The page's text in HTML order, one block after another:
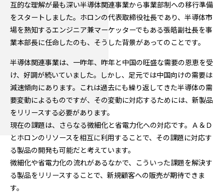
互的な理解が最も深い半導体関連事業から事業部制への移行準備
をスタートしました。ホロンの代表取締役社長であり、半導体市
場を熟知するエンジニア兼マーケッターでもある張皓副社長を事
業本部長に任命したのも、そうした背景があってのことです。
半導体関連事業は、一昨年、昨年と中国の旺盛な需要の恩恵を受
け、好調が続いていました。しかし、足元では中国向けの需要は
減速傾向にあります。これは過去にも繰り返してきた半導体の需
要変動によるものですが、その変動に対応するためには、新製品
をリリースする必要があります。
現在の課題は、さらなる微細化と省電力化への対応です。Ａ＆Ｄ
とホロンのリソースを相互に利用することで、その課題に対応す
る製品の開発も可能だと考えています。
微細化や省電力化の流れがあるなかで、こういった課題を解決す
る製品をリリースすることで、新規顧客への販売が期待できま
す。